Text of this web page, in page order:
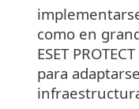
como en
ESET
para